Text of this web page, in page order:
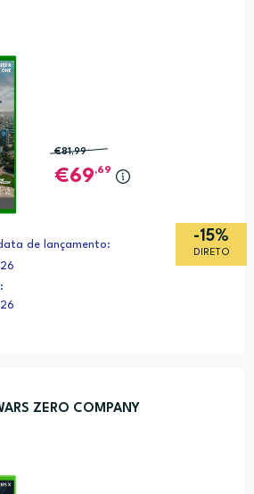
-15%
DIRETO
€81,99
69,69
de lançamento:
ZERO COMPANY